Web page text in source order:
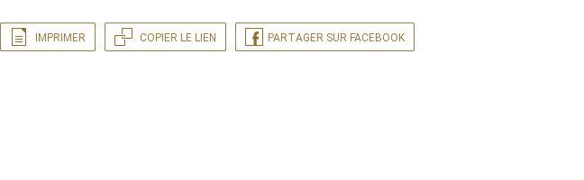
IMPRIMER COPIER LE LIEN PARTAGER SUR FACEBOOK